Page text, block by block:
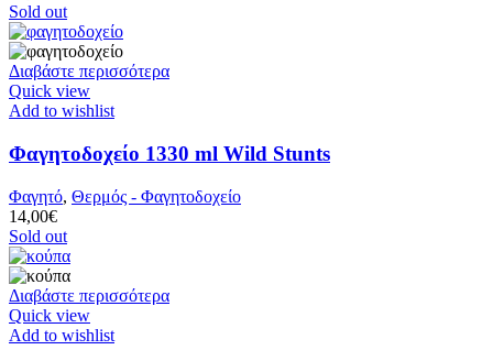
Sold out
Διαβάστε περισσότερα
Quick view
Add to wishlist
Φαγητοδοχείο 1330 ml Wild Stunts
Φαγητό, Θερμός - Φαγητοδοχείο
14,00€
Sold out
Διαβάστε περισσότερα
Quick view
Add to wishlist